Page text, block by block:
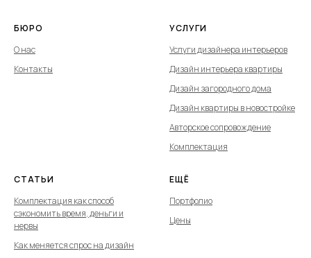
БЮРО
О нас
Контакты
УСЛУГИ
Услуги дизайнера интерьеров
Дизайн интерьера квартиры
Дизайн загородного дома
Дизайн квартиры в новостройке
Авторское сопровождение
Комплектация
СТАТЬИ
Комплектация как способ
сэкономить время, деньги и
нервы
Как меняется спрос на дизайн
ЕЩЁ
Портфолио
Цены